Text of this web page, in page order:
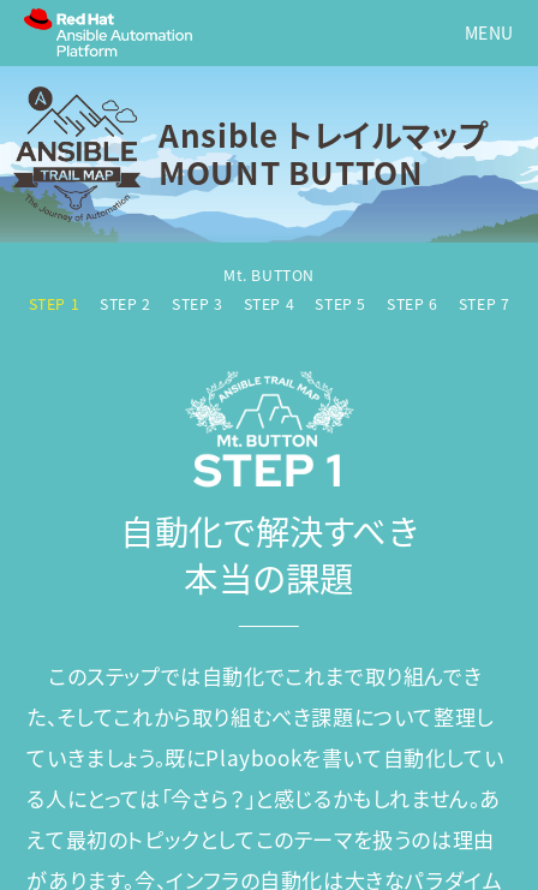
Ansible トレイルマップ
MOUNT BUTTON
Mt. BUTTON
STEP 1
STEP 2 STEP 3 STEP 4 STEP 5 STEP 6 STEP 7
自動化で解決すべき
本当の課題
このステップでは自動化でこれまで取り組んでき
た、そしてこれから取り組むべき課題について整理し
ていきましょう。既にPlaybookを書いて自動化してい
る人にとっては「今さら？」と感じるかもしれません。あ
えて最初のトピックとしてこのテーマを扱うのは理由
があります。今、インフラの自動化は大きなパラダイム